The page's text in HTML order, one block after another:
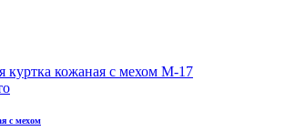
с мехом